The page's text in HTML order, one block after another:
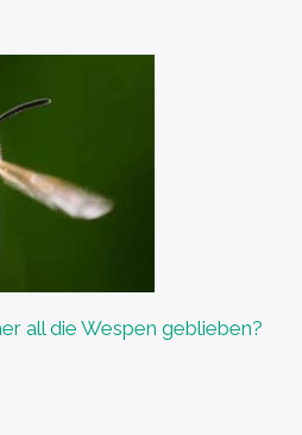
all die Wespen geblieben?